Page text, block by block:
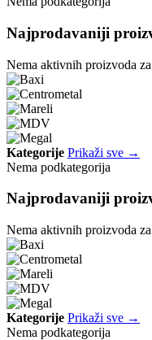
Najprodavaniji
Nema aktivnih proizvoda
Kategorije Prikaži sve →
Nema podkategorija
Najprodavaniji
Nema aktivnih proizvoda
Kategorije Prikaži sve →
Nema podkategorija